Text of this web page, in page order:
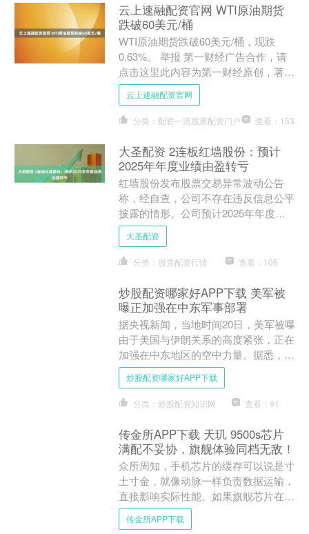
云上速融配资官网 WTI原油期货
跌破60美元/桶
WTI原油期货跌破60美元/桶，现跌
0.63%。 举报 第一财经广告合作，请
点击这里此内容为第一财经原创，著作
权归第一财经所有。未经第一财经书面
授权，不得以任何....
云上速融配资官网
分类：配资一流股票配资门户 查看：153
大圣配资 2连板红墙股份：预计
2025年年度业绩由盈转亏
红墙股份发布股票交易异常波动公告
称，经自查，公司不存在违反信息公平
披露的情形。公司预计2025年年度业
绩由盈转亏，具体情况详见公司后续在
指定的信息披露媒体的公告....
大圣配资
分类：股票配资行情 查看：106
炒股配资哪家好APP下载 美军被
曝正加强在中东军事部署
据央视新闻，当地时间20日，美军被曝
由于美国与伊朗关系的高度紧张，正在
加强在中东地区的空中力量。据悉，十
多架F-15E“攻击鹰”战斗机18日从英国
起飞前往中东地....
炒股配资哪家好APP下载
分类：炒股配资知识网 查看：91
传金所APP下载 天玑 9500s芯片
满配不妥协，旗舰体验同档无敌！
众所周知，手机芯片的缓存可以说是寸
土寸金，就像动脉一样负责数据运输，
直接影响实际性能。如果旗舰芯片在缓
存容量上大砍一刀，动脉破了那就不可
想象了……不同于友商，今....
传金所APP下载